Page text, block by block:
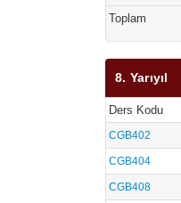
Toplam
8. Yarıyıl
Ders Kodu
CGB402
CGB404
CGB408